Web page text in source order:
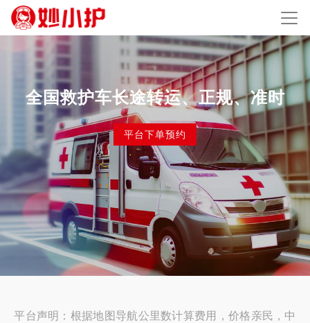
全国救护车长途转运、正规、准时
平台下单预约
平台声明：根据地图导航公里数计算费用，价格亲民，中